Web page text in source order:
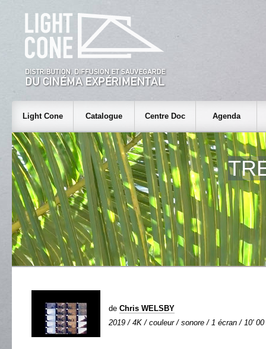
Light Cone Catalogue Centre Doc Agenda
de Chris WELSBY
2019 / 4K / couleur / sonore / 1 écran / 10' 00